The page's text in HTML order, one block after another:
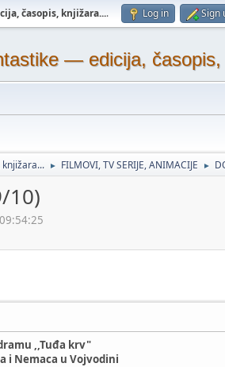
časopis, knjižara.... Log in Sign
— edicija, časopis,
► FILMOVI, TV SERIJE, ANIMACIJE ►
10)
,,Tuđa krv"
i Nemaca u Vojvodini